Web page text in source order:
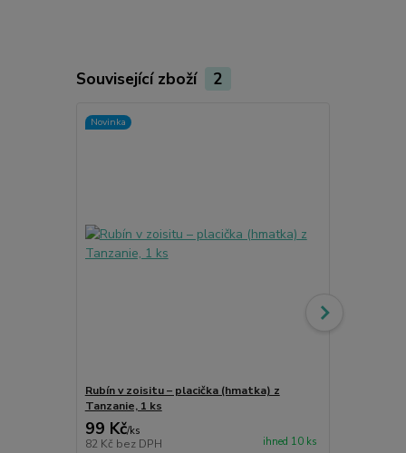
Související zboží 2
Novinka
Rubín v zoisitu – placička (hmatka) z
Tanzanie, 1 ks
99 Kč/ks
82 Kč bez DPH ihned 10 ks